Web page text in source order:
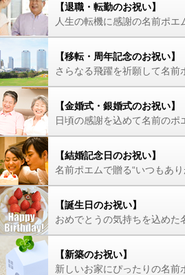
【退職・転勤のお祝い】
人生の転機に感謝の名前ポエ
【移転・周年記念のお祝い】
さらなる飛躍を祈願して名前
【金婚式・銀婚式のお祝い】
日頃の感謝を込めて名前のポ
【結婚記念日のお祝い】
名前ポエムで贈る“いつもあり
【誕生日のお祝い】
おめでとうの気持ちを込めた
【新築のお祝い】
新しいお家にぴったりの名前